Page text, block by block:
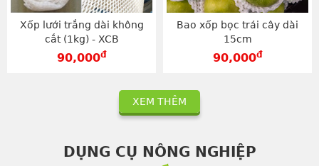
Xốp lưới trắng dài không
cắt (1kg) - XCB
90,000đ
Bao xốp bọc trái cây dài
15cm
90,000đ
XEM THÊM
DỤNG CỤ NÔNG NGHIỆP